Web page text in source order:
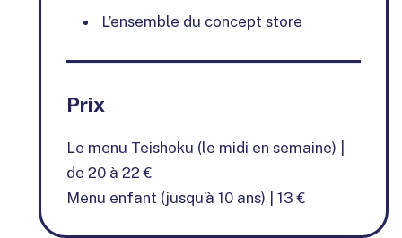
L’ensemble du concept store
Prix
Le menu Teishoku (le midi en semaine) |
de 20 à 22 €
Menu enfant (jusqu’à 10 ans) | 13 €